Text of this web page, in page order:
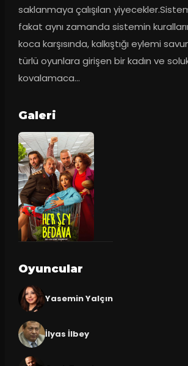
saklanmaya çalışılan
fakat aynı zamanda sistemin
koca karşısında, kalkıştığı eylemi
türlü oyunlara girişen bir kadın ve
kovalamaca...
Galeri
Oyuncular
Yasemin Yalçın
İlyas İlbey